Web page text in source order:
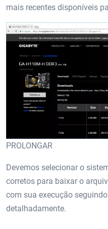
mais recentes disponíveis
PROLONGAR
Devemos selecionar o
corretos para baixar o
com sua execução
detalhadamente.